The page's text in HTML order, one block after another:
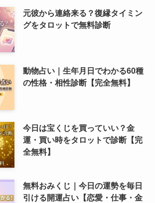
元彼から連絡来る？復縁タイミン
グをタロットで無料診断
動物占い｜生年月日でわかる60種
の性格・相性診断【完全無料】
今日は宝くじを買っていい？金
運・買い時をタロットで診断【完
全無料】
無料おみくじ｜今日の運勢を毎日
引ける開運占い【恋愛・仕事・金